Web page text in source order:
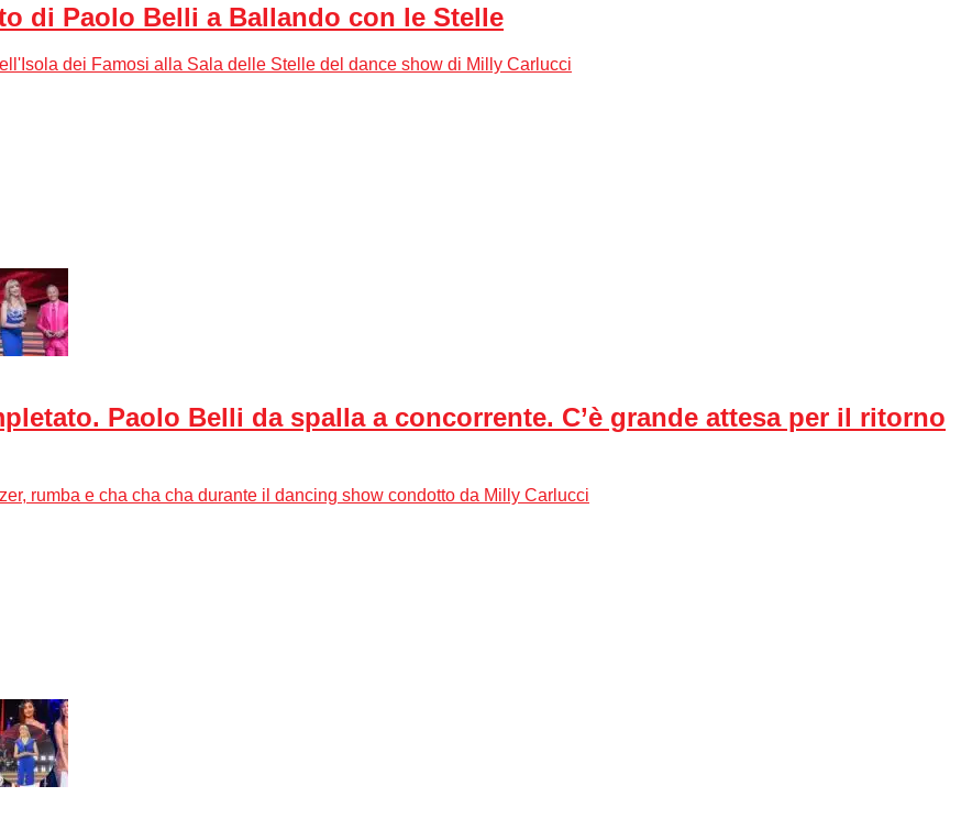
di Paolo Belli a Ballando con le Stelle
dei Famosi alla Sala delle Stelle del dance show di Milly Carlucci
Paolo Belli da spalla a concorrente. C’è grande attesa per il ritorno
rumba e cha cha cha durante il dancing show condotto da Milly Carlucci